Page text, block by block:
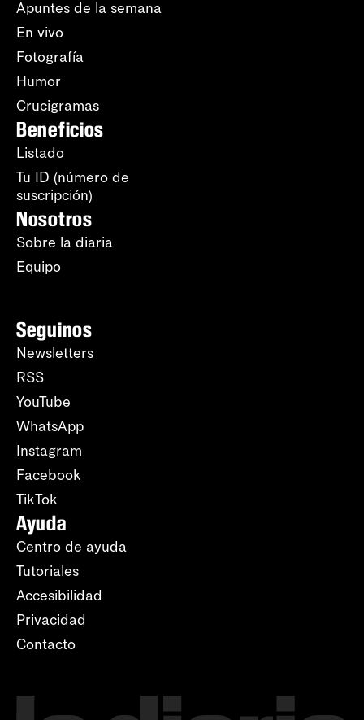
Apuntes de la semana
En vivo
Fotografía
Humor
Crucigramas
Beneficios
Listado
Tu ID (número de
suscripción)
Nosotros
Sobre la diaria
Equipo
Seguinos
Newsletters
RSS
YouTube
WhatsApp
Instagram
Facebook
TikTok
Ayuda
Centro de ayuda
Tutoriales
Accesibilidad
Privacidad
Contacto